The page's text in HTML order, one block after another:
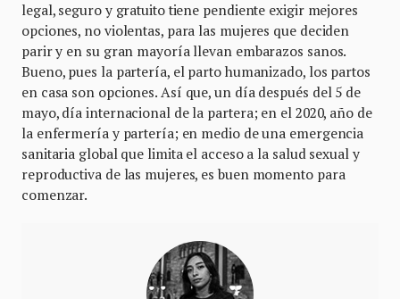
legal, seguro y gratuito tiene pendiente exigir mejores
opciones, no violentas, para las mujeres que deciden
parir y en su gran mayoría llevan embarazos sanos.
Bueno, pues la partería, el parto humanizado, los partos
en casa son opciones. Así que, un día después del 5 de
mayo, día internacional de la partera; en el 2020, año de
la enfermería y partería; en medio de una emergencia
sanitaria global que limita el acceso a la salud sexual y
reproductiva de las mujeres, es buen momento para
comenzar.